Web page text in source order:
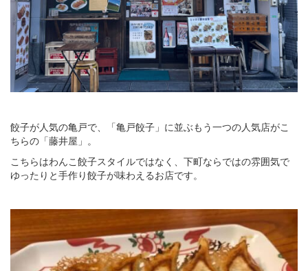
餃子が人気の亀戸で、「亀戸餃子」に並ぶもう一つの人気店がこ
ちらの「藤井屋」。
こちらはわんこ餃子スタイルではなく、下町ならではの雰囲気で
ゆったりと手作り餃子が味わえるお店です。